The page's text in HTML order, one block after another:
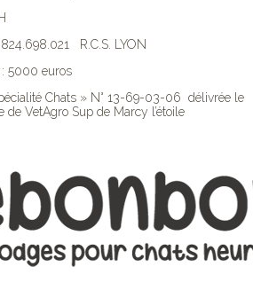
R.C.S. LYON
5000 euros
Chats » N° 13-69-03-06 délivrée le
VetAgro Sup de Marcy l’étoile